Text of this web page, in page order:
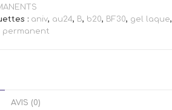
: aniv, au24, B, b20, BF30, gel laque,
permanent
AVIS (0)